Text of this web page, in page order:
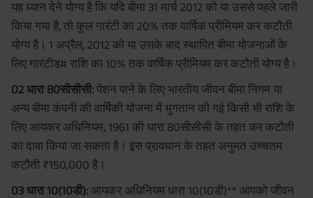
यह ध्यान देने योग्य है कि यदि बीमा 31 मार्च 2012 को या उससे पहले जारी
किया गया है, तो कुल गारंटी का 20% तक वार्षिक प्रीमियम कर कटौती
योग्य है। 1 अप्रैल, 2012 को या उसके बाद स्थापित बीमा योजनाओं के
लिए गारंटीड# राशि का 10% तक वार्षिक प्रीमियम कर कटौती योग्य है।
02 धारा 80सीसीसी: पेंशन पाने के लिए भारतीय जीवन बीमा निगम या
अन्य बीमा कंपनी की वार्षिकी योजना में भुगतान की गई किसी भी राशि के
लिए आयकर अधिनियम, 1961 की धारा 80सीसीसी के तहत कर कटौती
का दावा किया जा सकता है। इस प्रावधान के तहत अनुमत उच्चतम
कटौती ₹150,000 है।
03 धारा 10(10डी): आयकर अधिनियम धारा 10(10डी)** आपको जीवन